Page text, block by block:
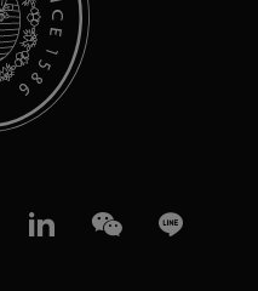
linkedInWeChatLine